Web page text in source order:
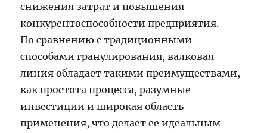
снижения затрат и повышения
конкурентоспособности предприятия.
По сравнению с традиционными
способами гранулирования, валковая
линия обладает такими преимуществами,
как простота процесса, разумные
инвестиции и широкая область
применения, что делает ее идеальным